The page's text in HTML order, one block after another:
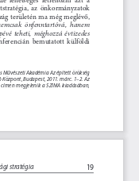
az önkormányzatok
területén ma még meglévő,
önfenntartóvá, hanem
teheti, méghozzá évtizedes
bemutatott külföldi
Művészeti Akadémia Az épített örökség
Budapest, 2011. márc. 1–2. Az
megjelenik a SZIMA kiadásában,
stratégia 19